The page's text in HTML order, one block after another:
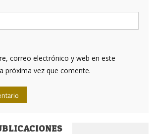
correo electrónico y web en este
próxima vez que comente.